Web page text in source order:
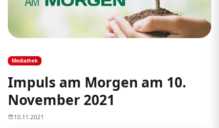
Mediathek
Impuls am Morgen am 10.
November 2021
10.11.2021